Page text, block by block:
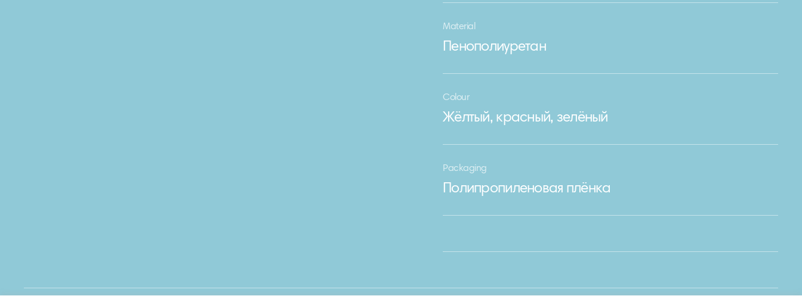
Material
Пенополиуретан
Colour
Жёлтый, красный, зелёный
Packaging
Полипропиленовая плёнка